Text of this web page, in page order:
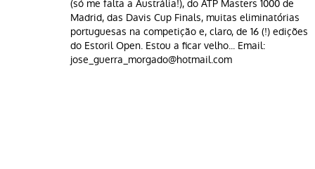
(só me falta a Austrália!), do ATP Masters 1000 de
Madrid, das Davis Cup Finals, muitas eliminatórias
portuguesas na competição e, claro, de 16 (!) edições
do Estoril Open. Estou a ficar velho... Email:
jose_guerra_morgado@hotmail.com